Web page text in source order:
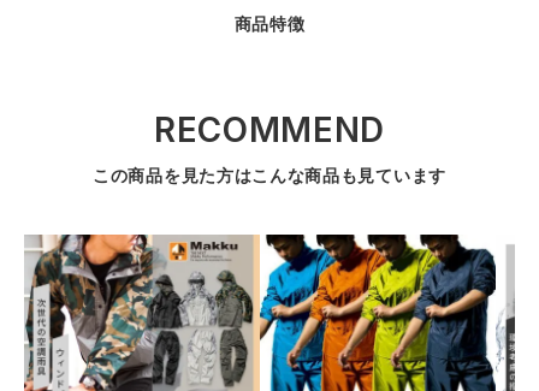
商品特徴
RECOMMEND
この商品を見た方はこんな商品も見ています